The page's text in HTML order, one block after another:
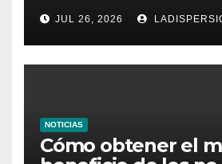
dieses Casino
JUL 26, 2026
NOTICIAS
Cómo obtener el